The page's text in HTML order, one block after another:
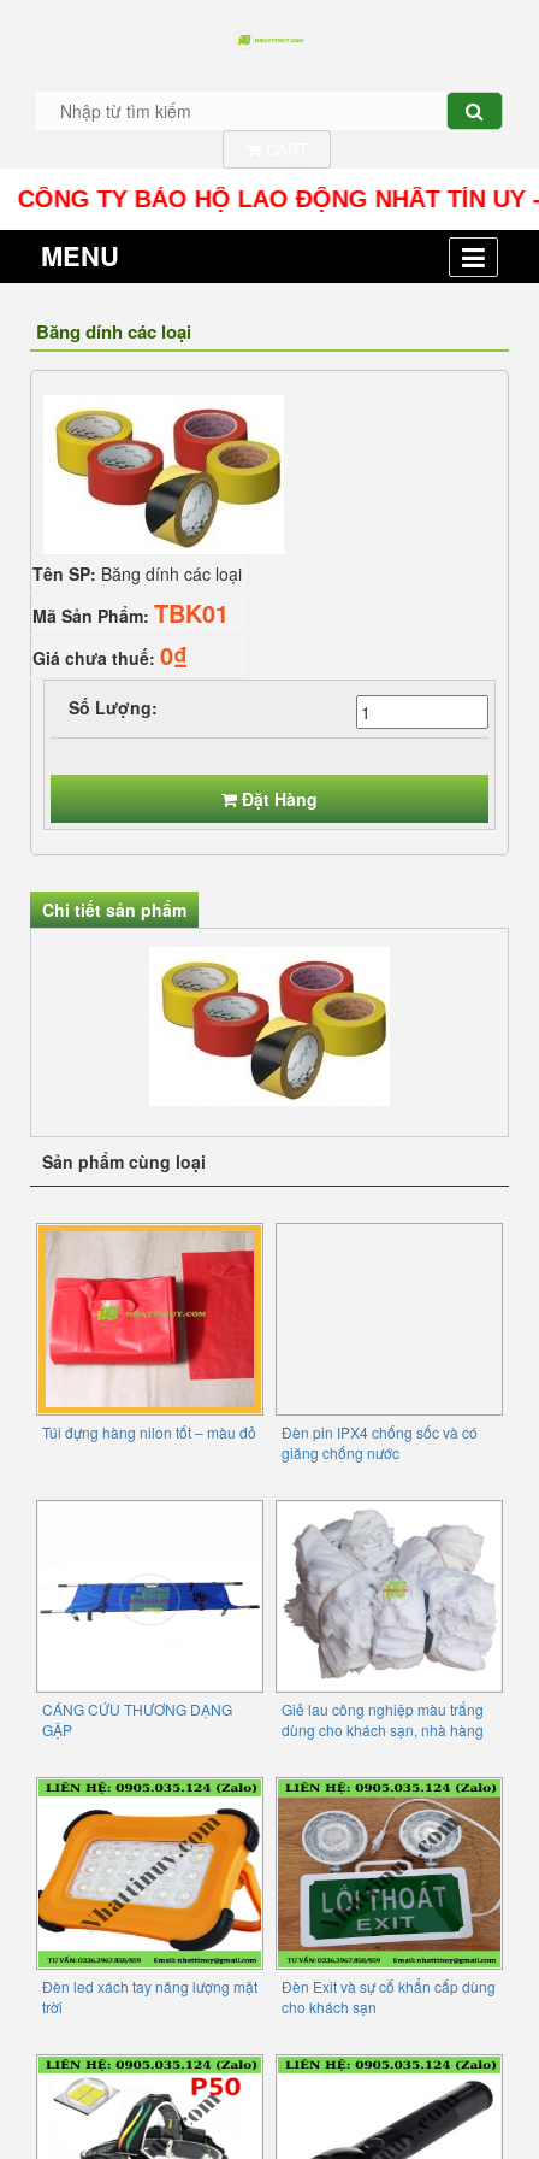
TY BẢO HỘ LAO ĐỘNG NHÂT TÍN UY -
MENU
Băng dính các loại
Tên SP: Băng dính các loại
Mã Sản Phẩm: TBK01
Giá chưa thuế: 0₫
Số Lượng:
Đặt Hàng
Chi tiết sản phẩm
Sản phẩm cùng loại
Túi đựng hàng nilon tốt – màu đỏ
Đèn pin IPX4 chống sốc và có
giăng chống nước
CÁNG CỨU THƯƠNG DẠNG
GẬP
Giẻ lau công nghiệp màu trắng
dùng cho khách sạn, nhà hàng
Đèn led xách tay năng lượng mặt
trời
Đèn Exit và sự cố khẩn cấp dùng
cho khách sạn